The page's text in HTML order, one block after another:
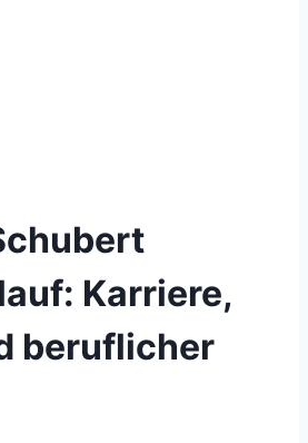
Karriere,
beruflicher